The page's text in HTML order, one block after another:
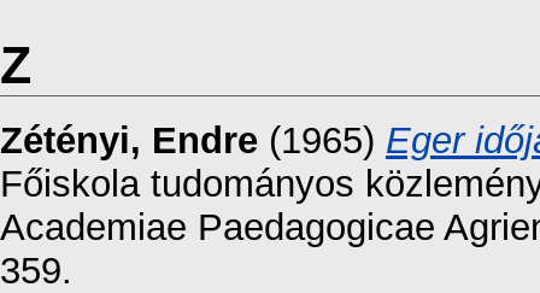
Z
Zétényi, Endre (1965) Eger
Főiskola tudományos
Academiae Paedagogicae
359.